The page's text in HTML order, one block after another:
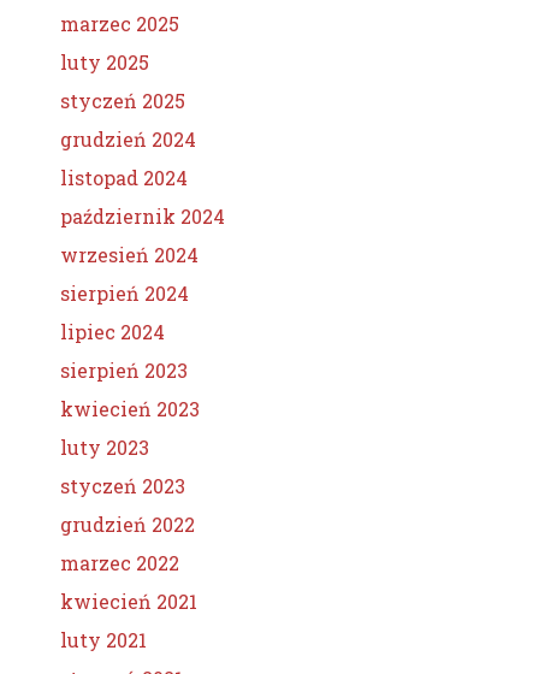
marzec 2025
luty 2025
styczeń 2025
grudzień 2024
listopad 2024
październik 2024
wrzesień 2024
sierpień 2024
lipiec 2024
sierpień 2023
kwiecień 2023
luty 2023
styczeń 2023
grudzień 2022
marzec 2022
kwiecień 2021
luty 2021